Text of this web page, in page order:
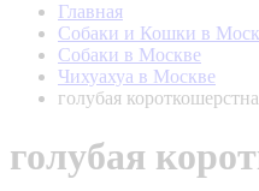
Главная
Собаки и Кошки в
Собаки в Москве
Чихуахуа в Москве
голубая
голубая